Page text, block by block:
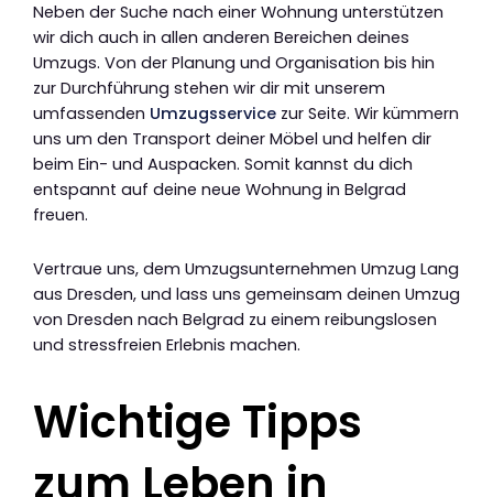
Neben der Suche nach einer Wohnung unterstützen
wir dich auch in allen anderen Bereichen deines
Umzugs. Von der Planung und Organisation bis hin
zur Durchführung stehen wir dir mit unserem
umfassenden Umzugsservice zur Seite. Wir kümmern
uns um den Transport deiner Möbel und helfen dir
beim Ein- und Auspacken. Somit kannst du dich
entspannt auf deine neue Wohnung in Belgrad
freuen.
Vertraue uns, dem Umzugsunternehmen Umzug Lang
aus Dresden, und lass uns gemeinsam deinen Umzug
von Dresden nach Belgrad zu einem reibungslosen
und stressfreien Erlebnis machen.
Wichtige Tipps
zum Leben in